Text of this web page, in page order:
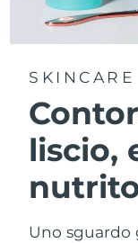
liscio,
Uno sguardo